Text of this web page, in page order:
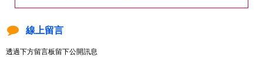
線上留言
透過下方留言板留下公開訊息